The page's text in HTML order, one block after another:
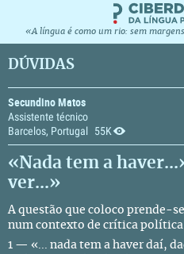
«A língua é como um rio: sem
DÚVIDAS
Secundino Matos
Assistente técnico
Barcelos, Portugal
55K
«Nada tem a
ver...»
A questão que coloco prende-
num contexto de crítica
1 — «... nada tem a haver daí,